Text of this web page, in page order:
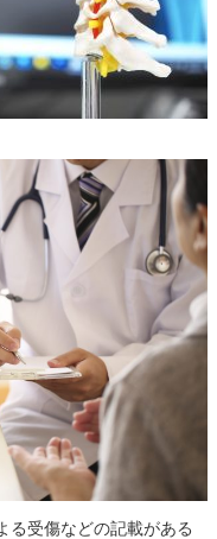
る受傷などの記載がある